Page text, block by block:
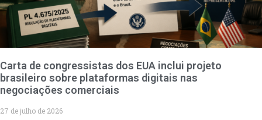
Carta de congressistas dos EUA inclui projeto
brasileiro sobre plataformas digitais nas
negociações comerciais
27 de julho de 2026